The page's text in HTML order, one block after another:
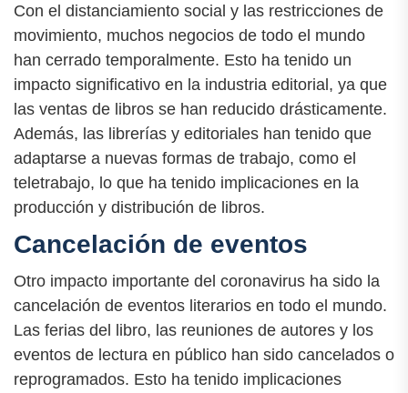
Con el distanciamiento social y las restricciones de
movimiento, muchos negocios de todo el mundo
han cerrado temporalmente. Esto ha tenido un
impacto significativo en la industria editorial, ya que
las ventas de libros se han reducido drásticamente.
Además, las librerías y editoriales han tenido que
adaptarse a nuevas formas de trabajo, como el
teletrabajo, lo que ha tenido implicaciones en la
producción y distribución de libros.
Cancelación de eventos
Otro impacto importante del coronavirus ha sido la
cancelación de eventos literarios en todo el mundo.
Las ferias del libro, las reuniones de autores y los
eventos de lectura en público han sido cancelados o
reprogramados. Esto ha tenido implicaciones